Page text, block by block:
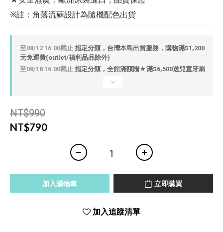
※註：角落流蘇設計為隨機配色出貨
至08/12 16:00截止 指定分類，台灣本島出貨服務，購物滿$1,200
元免運費(outlet/福利品品除外)
至08/18 16:00截止 指定分類，全館滿額贈★滿$6,500送兒童牙刷
NT$990
NT$790
加入購物車 立即購買
加入追蹤清單